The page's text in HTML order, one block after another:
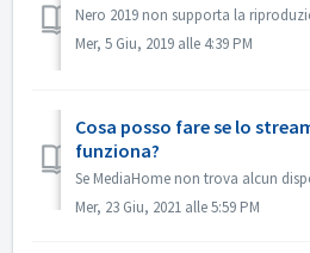
Mer, 5 Giu, 2019 alle 4:39 PM
Cosa posso fare se lo
funziona?
Mer, 23 Giu, 2021 alle 5:59 PM